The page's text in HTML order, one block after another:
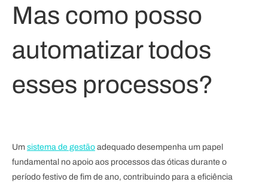
Mas como posso
automatizar todos
esses processos?
Um sistema de gestão adequado desempenha um papel
fundamental no apoio aos processos das óticas durante o
período festivo de fim de ano, contribuindo para a eficiência